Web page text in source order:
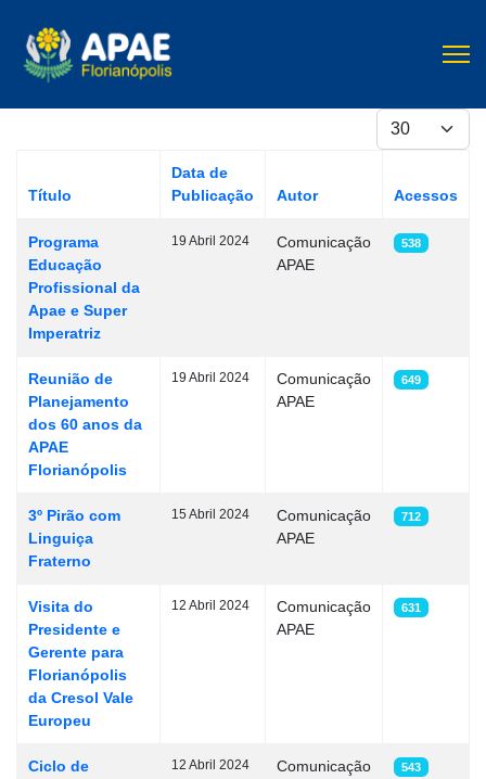
Mostrar #
Título
Data de
Publicação
Autor Acessos
Programa
Educação
Profissional da
Apae e Super
Imperatriz
19 Abril 2024
Comunicação
APAE
538
Reunião de
Planejamento
dos 60 anos da
APAE
Florianópolis
19 Abril 2024
Comunicação
APAE
649
3º Pirão com
Linguiça
Fraterno
15 Abril 2024
Comunicação
APAE
712
Visita do
Presidente e
Gerente para
Florianópolis
da Cresol Vale
Europeu
12 Abril 2024
Comunicação
APAE
631
Ciclo de
12 Abril 2024
Comunicação
543